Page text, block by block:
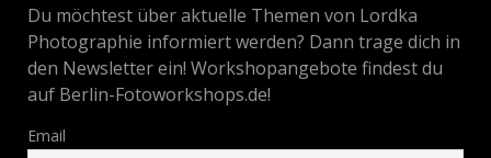
Du möchtest über aktuelle Themen von Lordka
Photographie informiert werden? Dann trage dich in
den Newsletter ein! Workshopangebote findest du
auf Berlin-Fotoworkshops.de!
Email